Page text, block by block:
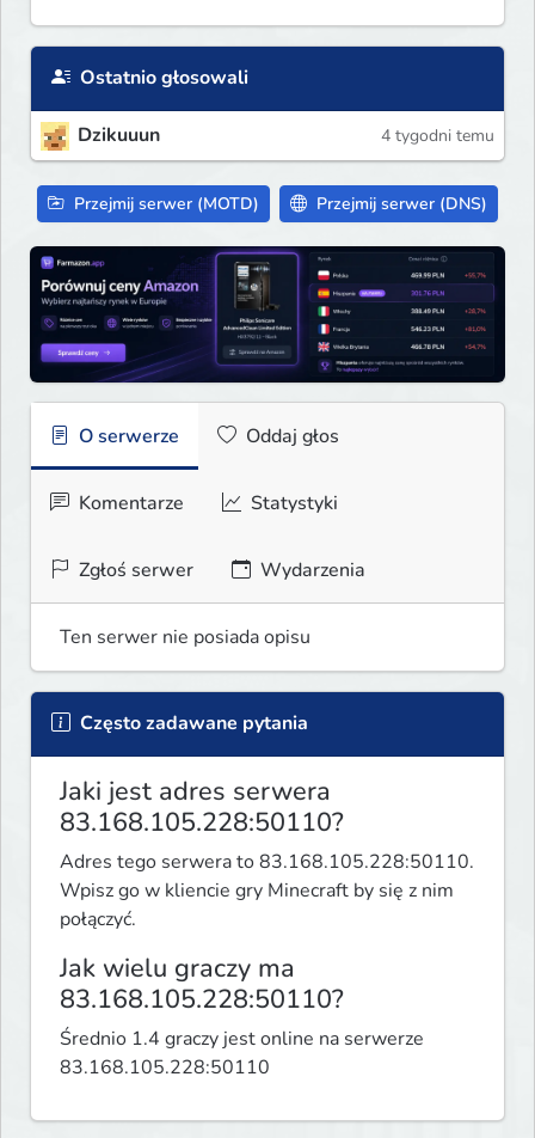
Ostatnio głosowali
Dzikuuun 4 tygodni temu
Przejmij serwer (MOTD) Przejmij serwer (DNS)
O serwerze Oddaj głos
Komentarze Statystyki
Zgłoś serwer Wydarzenia
Ten serwer nie posiada opisu
Często zadawane pytania
Jaki jest adres serwera
83.168.105.228:50110?
Adres tego serwera to 83.168.105.228:50110.
Wpisz go w kliencie gry Minecraft by się z nim
połączyć.
Jak wielu graczy ma
83.168.105.228:50110?
Średnio 1.4 graczy jest online na serwerze
83.168.105.228:50110